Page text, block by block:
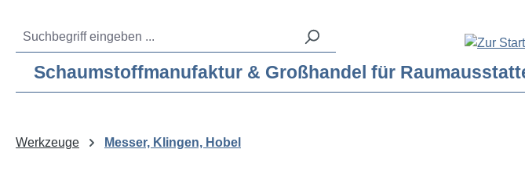
Service-Hotline: 04193 – 80 515 10
Schaumstoffmanufaktur & Großhandel für
Werkzeuge Messer, Klingen, Hobel